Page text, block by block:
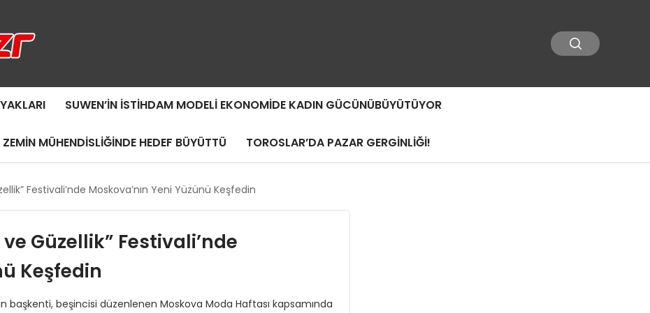
SUWEN’IN İSTIHDAM MODELI EKONOMIDE KADIN GÜCÜNÜBÜYÜTÜYOR
MÜHENDISLIĞINDE HEDEF BÜYÜTTÜ TOROSLAR’DA PAZAR GERGİNLİĞİ!
Festivali’nde Moskova’nın Yeni Yüzünü Keşfedin
Güzellik” Festivali’nde
Keşfedin
başkenti, beşincisi düzenlenen Moskova Moda Haftası kapsamında